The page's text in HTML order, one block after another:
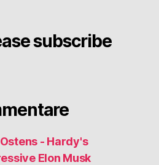
subscribe
- Hardy's
Elon Musk